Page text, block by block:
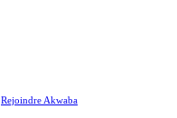
Rejoindre Akwaba